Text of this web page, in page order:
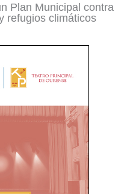
Plan Municipal contra
refugios climáticos